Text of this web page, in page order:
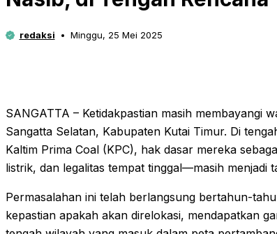
redaksi Minggu, 25 Mei 2025
SANGATTA – Ketidakpastian masih membayangi
Sangatta Selatan, Kabupaten Kutai Timur. Di
Kaltim Prima Coal (KPC), hak dasar mereka
listrik, dan legalitas tempat tinggal—masih menjadi
Permasalahan ini telah berlangsung bertahun-
kepastian apakah akan direlokasi, mendapatkan